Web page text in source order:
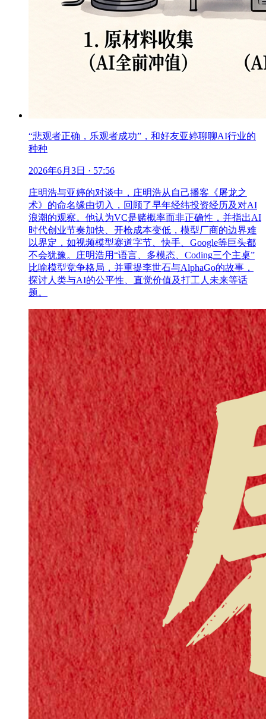
“悲观者正确，乐观者成功”，和好友亚婷聊聊AI行业的
种种
2026年6月3日 · 57:56
庄明浩与亚婷的对谈中，庄明浩从自己播客《屠龙之
术》的命名缘由切入，回顾了早年经纬投资经历及对AI
浪潮的观察。他认为VC是赌概率而非正确性，并指出AI
时代创业节奏加快、开枪成本变低，模型厂商的边界难
以界定，如视频模型赛道字节、快手、Google等巨头都
不会犹豫。庄明浩用“语言、多模态、Coding三个主桌”
比喻模型竞争格局，并重提李世石与AlphaGo的故事，
探讨人类与AI的公平性、直觉价值及打工人未来等话
题。